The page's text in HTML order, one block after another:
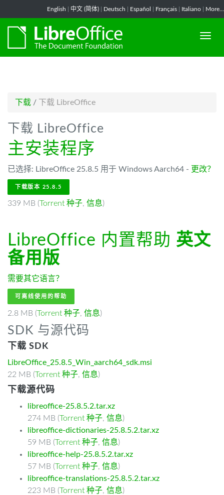
English 中文 (简体) Deutsch Español Français Italiano More...
下载 / 下载 LibreOffice
下载 LibreOffice
主安装程序
已选择: LibreOffice 25.8.5 用于 Windows Aarch64 - 更改？
下载版本 25.8.5
339 MB (Torrent 种子, 信息)
LibreOffice 内置帮助 英文
备用版
需要其它语言？
可离线使用的帮助
2.8 MB (Torrent 种子, 信息)
SDK 与源代码
下载 SDK
LibreOffice_25.8.5_Win_aarch64_sdk.msi
22 MB (Torrent 种子, 信息)
下载源代码
libreoffice-25.8.5.2.tar.xz
274 MB (Torrent 种子, 信息)
libreoffice-dictionaries-25.8.5.2.tar.xz
59 MB (Torrent 种子, 信息)
libreoffice-help-25.8.5.2.tar.xz
57 MB (Torrent 种子, 信息)
libreoffice-translations-25.8.5.2.tar.xz
223 MB (Torrent 种子, 信息)